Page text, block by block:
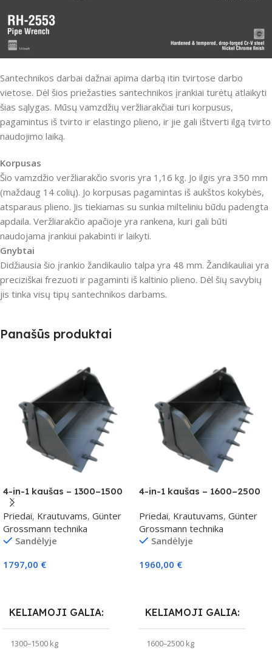
Santechnikos darbai dažnai apima darbą itin tvirtose darbo
vietose. Dėl šios priežasties santechnikos įrankiai turėtų atlaikyti
šias sąlygas. Mūsų vamzdžių veržliarakčiai turi korpusus,
pagamintus iš tvirto ir elastingo plieno, ir jie gali ištverti ilgą tvirto
naudojimo laiką.
Korpusas
Šio vamzdžio veržliarakčio svoris yra 1,16 kg. Jo ilgis yra 350 mm
(maždaug 14 colių). Jo korpusas pagamintas iš aukštos kokybės,
atsparaus plieno. Jis tiekiamas su sunkia milteliniu būdu padengta
apdaila. Veržliarakčio apačioje yra rankena, kuri gali būti
naudojama įrankiui pakabinti ir laikyti.
Gnybtai
Didžiausia šio įrankio žandikaulio talpa yra 48 mm. Žandikauliai yra
preciziškai frezuoti ir pagaminti iš kaltinio plieno. Dėl šių savybių
jis tinka visų tipų santechnikos darbams.
Panašūs produktai
4-in-1 kaušas – 1300–1500
kg klasei
Priedai, Krautuvams, Günter
Grossmann technika
Sandėlyje
1797,00 €
KELIAMOJI GALIA
1300–1500 kg
4-in-1 kaušas – 1600–2500
Priedai, Krautuvams, Günter
Grossmann technika
Sandėlyje
1960,00 €
KELIAMOJI GALIA
1600–2500 kg